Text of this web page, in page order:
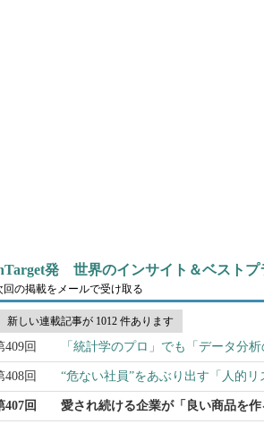
発 世界のインサイト＆ベストプ
回の掲載をメールで受け取る
新しい連載記事が 1012 件あります
409 「統計学のプロ」でも「データ分
408 “危ない社員”をあぶり出す「人的
407 愛され続ける企業が「良い商品を